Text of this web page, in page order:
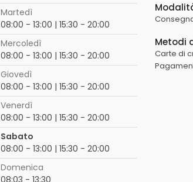
Martedì
08:00 - 13:00 | 15:30 - 20:00
Mercoledì
08:00 - 13:00 | 15:30 - 20:00
Giovedì
08:00 - 13:00 | 15:30 - 20:00
Venerdì
08:00 - 13:00 | 15:30 - 20:00
Sabato
08:00 - 13:00 | 15:30 - 20:00
Domenica
08:03 - 13:30
Metodi
Carte di